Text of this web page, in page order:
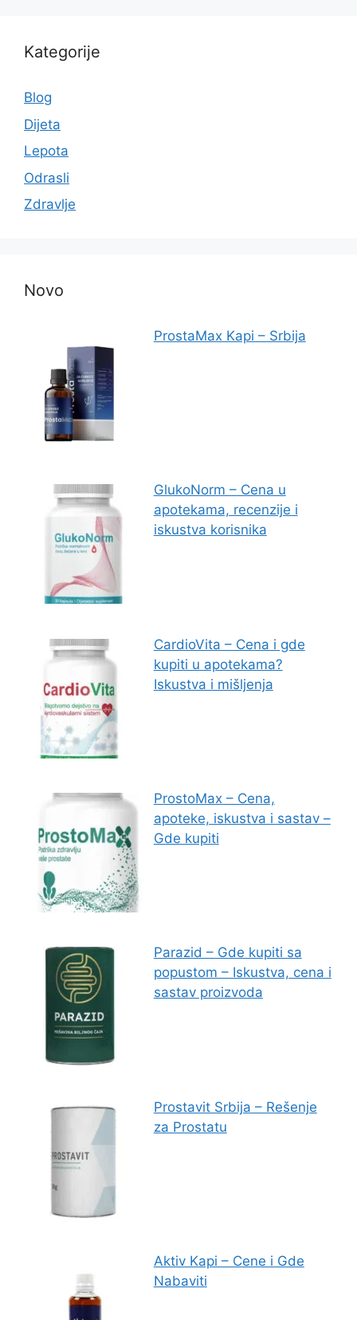
Kategorije
Blog
Dijeta
Lepota
Odrasli
Zdravlje
Novo
ProstaMax Kapi – Srbija
GlukoNorm – Cena u
apotekama, recenzije i
iskustva korisnika
CardioVita – Cena i gde
kupiti u apotekama?
Iskustva i mišljenja
ProstoMax – Cena,
apoteke, iskustva i sastav –
Gde kupiti
Parazid – Gde kupiti sa
popustom – Iskustva, cena i
sastav proizvoda
Prostavit Srbija – Rešenje
za Prostatu
Aktiv Kapi – Cene i Gde
Nabaviti